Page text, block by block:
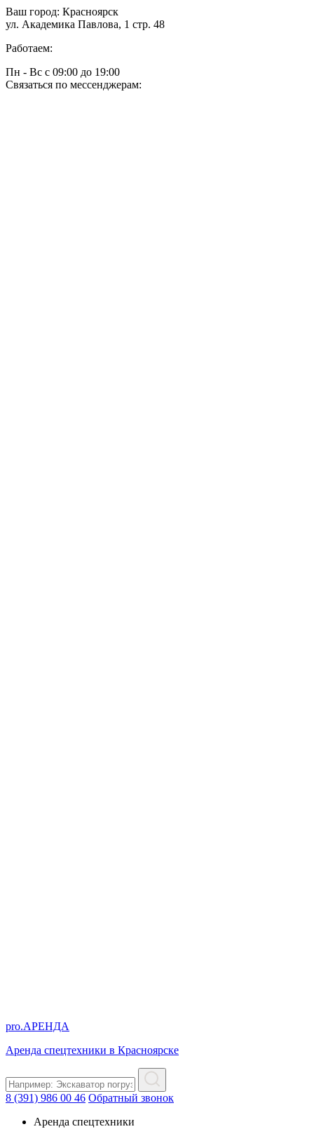
Ваш город: Красноярск
ул. Академика Павлова, 1 стр. 48
Работаем:
Пн - Вс с 09:00 до 19:00
Связаться по мессенджерам:
pro.АРЕНДА
Аренда спецтехники в Красноярске
8 (391) 986 00 46 Обратный звонок
Аренда спецтехники